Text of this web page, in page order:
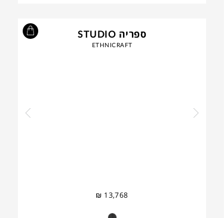
ספריה STUDIO
ETHNICRAFT
₪ 13,768